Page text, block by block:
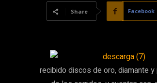
Share Facebook
recibido discos de oro, diamante